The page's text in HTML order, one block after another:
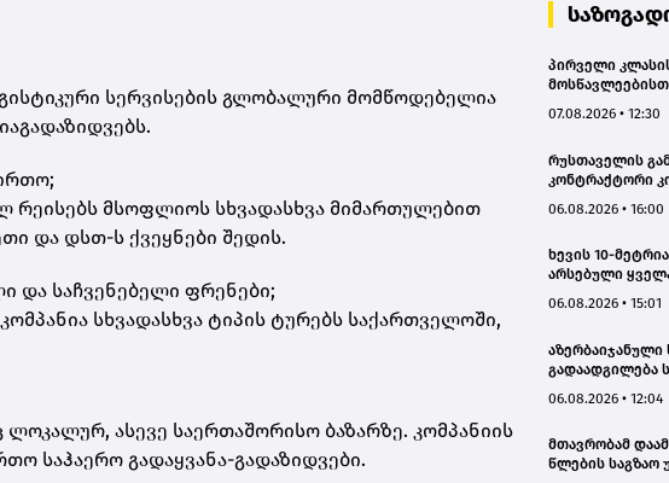
სერვისების გლობალური მომწოდებელია
მსოფლიოს სხვადასხვა მიმართულებით
და დსთ-ს ქვეყნები შედის.
და საჩვენებელი ფრენები;
სხვადასხვა ტიპის ტურებს საქართველოში,
ასევე საერთაშორისო ბაზარზე. კომპანიის
საჰაერო გადაყვანა-გადაზიდვები.
პირველი
სექტემბრის
07.08.2026 • 12:30
რუსთაველის
კონტრაქტორი
ახლოს
გამოიწვია,
ავტომანქანა -
იმყოფებოდა
06.08.2026 • 16:00
ხევის 10-
არსებული
06.08.2026 • 15:01
გადაადგილება
მიმდინარეობს-
06.08.2026 • 12:04
მთავრობამ
წლების საგზაო